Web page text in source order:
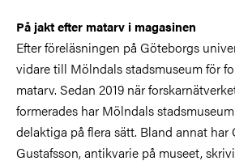
På jakt efter matarv i magasinen
Efter föreläsningen på Göteborgs
vidare till Mölndals stadsmuseum för
matarv. Sedan 2019 när
formerades har Mölndals
delaktiga på flera sätt. Bland annat har
Gustafsson, antikvarie på museet,